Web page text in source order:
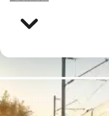
Premier train: